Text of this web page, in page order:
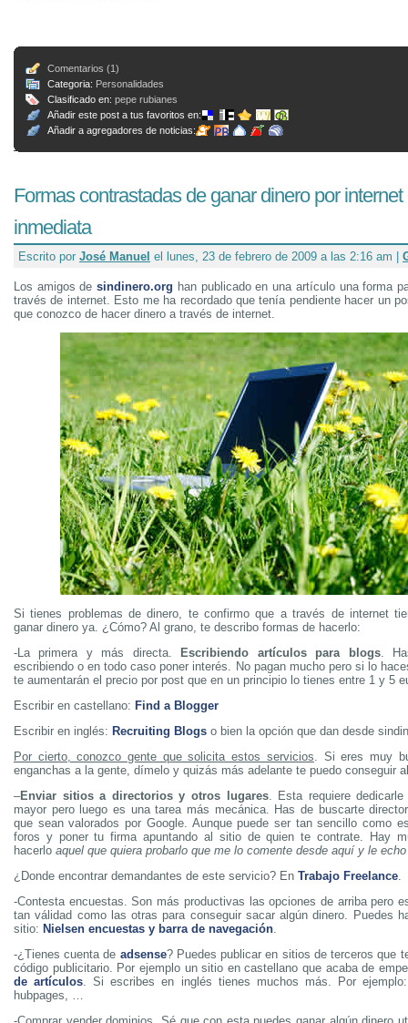
Comentarios (1)
Categoria: Personalidades
Clasificado en: pepe rubianes
Añadir este post a tus favoritos en:
Añadir a agregadores de noticias:
Formas contrastadas de ganar dinero por
inmediata
Escrito por José Manuel el lunes, 23 de febrero de 2009 a las 2:16 am |
Los amigos desindinero.org han publicado en una artículo una forma
través de internet. Esto me ha recordado que tenía pendiente hacer un
que conozco de hacer dinero a través de internet.
Si tienes problemas de dinero, te confirmo que a través de internet
ganar dinero ya. ¿Cómo? Al grano, te describo formas de hacerlo:
-La primera y más directa.
Escribiendo artículos para blogs.
escribiendo o en todo caso poner interés. No pagan mucho pero si lo
te aumentarán el precio por post que en un principio lo tienes entre 1 y 5
Escribir en castellano: Find a Blogger
Escribir en inglés: Recruiting Blogs o bien la opción que dan desde
Por cierto, conozco gente que solicita estos servicios. Si eres muy
enganchas a la gente, dímelo y quizás más adelante te puedo conseguir
–Enviar sitios a directorios y otros lugares. Esta requiere
mayor pero luego es una tarea más mecánica. Has de buscarte
que sean valorados por Google. Aunque puede ser tan sencillo como
foros y poner tu firma apuntando al sitio de quien te contrate. Hay
hacerlo aquel que quiera probarlo que me lo comente desde aquí y le
¿Donde encontrar demandantes de este servicio? En Trabajo Freelance.
-Contesta encuestas. Son más productivas las opciones de arriba pero
tan válidad como las otras para conseguir sacar algún dinero. Puedes
sitio: Nielsen encuestas y barra de navegación.
-¿Tienes cuenta de adsense? Puedes publicar en sitios de terceros que
código publicitario. Por ejemplo un sitio en castellano que acaba de
de artículos. Si escribes en inglés tienes muchos más. Por
hubpages, …